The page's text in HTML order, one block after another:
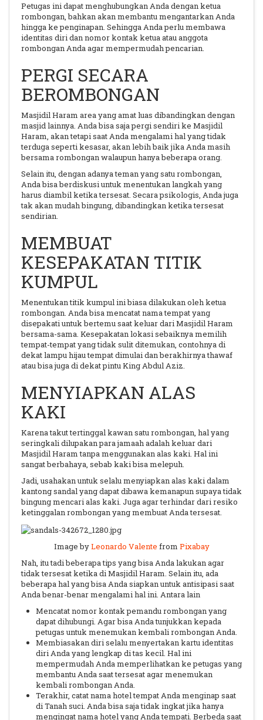
Petugas ini dapat menghubungkan Anda dengan ketua
rombongan, bahkan akan membantu mengantarkan Anda
hingga ke penginapan. Sehingga Anda perlu membawa
identitas diri dan nomor kontak ketua atau anggota
rombongan Anda agar mempermudah pencarian.
PERGI SECARA
BEROMBONGAN
Masjidil Haram area yang amat luas dibandingkan dengan
masjid lainnya. Anda bisa saja pergi sendiri ke Masjidil
Haram, akan tetapi saat Anda mengalami hal yang tidak
terduga seperti kesasar, akan lebih baik jika Anda masih
bersama rombongan walaupun hanya beberapa orang.
Selain itu, dengan adanya teman yang satu rombongan,
Anda bisa berdiskusi untuk menentukan langkah yang
harus diambil ketika tersesat. Secara psikologis, Anda juga
tak akan mudah bingung, dibandingkan ketika tersesat
sendirian.
MEMBUAT
KESEPAKATAN TITIK
KUMPUL
Menentukan titik kumpul ini biasa dilakukan oleh ketua
rombongan. Anda bisa mencatat nama tempat yang
disepakati untuk bertemu saat keluar dari Masjidil Haram
bersama-sama. Kesepakatan lokasi sebaiknya memilih
tempat-tempat yang tidak sulit ditemukan, contohnya di
dekat lampu hijau tempat dimulai dan berakhirnya thawaf
atau bisa juga di dekat pintu King Abdul Aziz.
MENYIAPKAN ALAS
KAKI
Karena takut tertinggal kawan satu rombongan, hal yang
seringkali dilupakan para jamaah adalah keluar dari
Masjidil Haram tanpa menggunakan alas kaki. Hal ini
sangat berbahaya, sebab kaki bisa melepuh.
Jadi, usahakan untuk selalu menyiapkan alas kaki dalam
kantong sandal yang dapat dibawa kemanapun supaya tidak
bingung mencari alas kaki. Juga agar terhindar dari resiko
ketinggalan rombongan yang membuat Anda tersesat.
Image byLeonardo Valente from Pixabay
Nah, itu tadi beberapa tips yang bisa Anda lakukan agar
tidak tersesat ketika di Masjidil Haram. Selain itu, ada
beberapa hal yang bisa Anda siapkan untuk antisipasi saat
Anda benar-benar mengalami hal ini. Antara lain
Mencatat nomor kontak pemandu rombongan yang
dapat dihubungi. Agar bisa Anda tunjukkan kepada
petugas untuk menemukan kembali rombongan Anda.
Membiasakan diri selalu menyertakan kartu identitas
diri Anda yang lengkap di tas kecil. Hal ini
mempermudah Anda memperlihatkan ke petugas yang
membantu Anda saat tersesat agar menemukan
kembali rombongan Anda.
Terakhir, catat nama hotel tempat Anda menginap saat
di Tanah suci. Anda bisa saja tidak ingkat jika hanya
mengingat nama hotel yang Anda tempati. Berbeda saat